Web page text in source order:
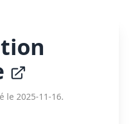
le 2025-11-16.